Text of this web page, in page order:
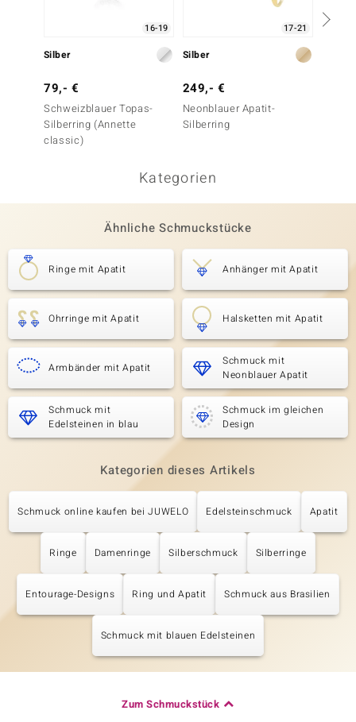
16-19
Silber
79,- €
Schweizblauer Topas-
Silberring (Annette
classic)
17-21
Silber
249,- €
Neonblauer Apatit-
Silberring
Kategorien
Ähnliche Schmuckstücke
Ringe mit Apatit Anhänger mit Apatit
Ohrringe mit Apatit Halsketten mit Apatit
Armbänder mit Apatit
Schmuck mit
Neonblauer Apatit
Schmuck mit
Edelsteinen in blau
Schmuck im gleichen
Design
Kategorien dieses Artikels
Schmuck online kaufen bei JUWELO Edelsteinschmuck Apatit
Ringe Damenringe Silberschmuck Silberringe
Entourage-Designs Ring und Apatit Schmuck aus Brasilien
Schmuck mit blauen Edelsteinen
Zum Schmuckstück